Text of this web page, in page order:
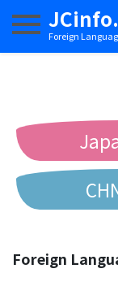
Foreign
Toggle
Foreign